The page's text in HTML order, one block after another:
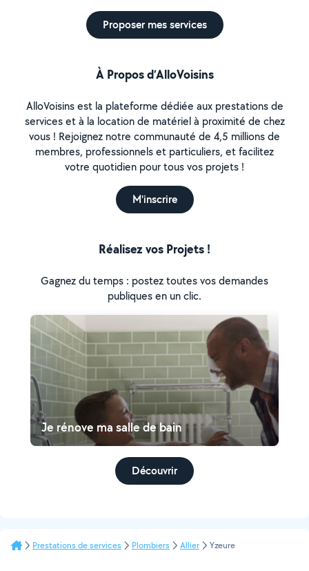
Proposer mes services
À Propos d’AlloVoisins
AlloVoisins est la plateforme dédiée aux prestations de
services et à la location de matériel à proximité de chez
vous ! Rejoignez notre communauté de 4,5 millions de
membres, professionnels et particuliers, et facilitez
votre quotidien pour tous vos projets !
M'inscrire
Réalisez vos Projets !
Gagnez du temps : postez toutes vos demandes
publiques en un clic.
Je rénove ma salle de bain
Découvrir
Prestations de services Plombiers Allier Yzeure